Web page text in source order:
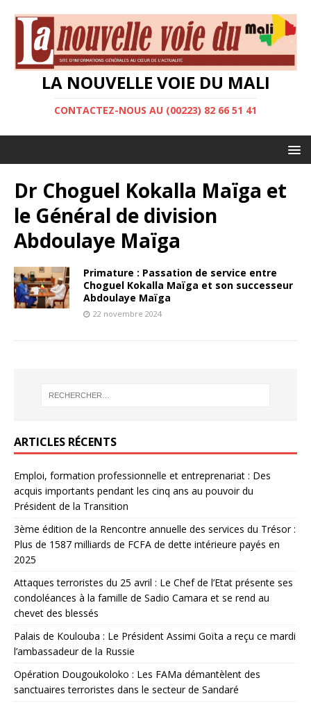
LA NOUVELLE VOIE DU MALI
CONTACTEZ-NOUS AU (00223) 82 66 51 41
Dr Choguel Kokalla Maïga et
le Général de division
Abdoulaye Maïga
Primature : Passation de service entre
Choguel Kokalla Maïga et son successeur
Abdoulaye Maïga
22 novembre 2024
ARTICLES RÉCENTS
Emploi, formation professionnelle et entreprenariat : Des
acquis importants pendant les cinq ans au pouvoir du
Président de la Transition
3ème édition de la Rencontre annuelle des services du Trésor :
Plus de 1587 milliards de FCFA de dette intérieure payés en
2025
Attaques terroristes du 25 avril : Le Chef de l’Etat présente ses
condoléances à la famille de Sadio Camara et se rend au
chevet des blessés
Palais de Koulouba : Le Président Assimi Goïta a reçu ce mardi
l’ambassadeur de la Russie
Opération Dougoukoloko : Les FAMa démantèlent des
sanctuaires terroristes dans le secteur de Sandaré